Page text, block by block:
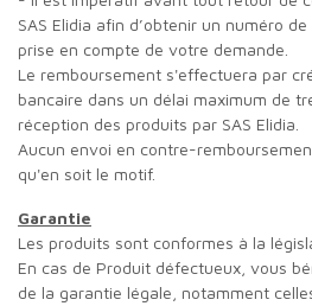
SAS Elidia afin d’obtenir un numéro
prise en compte de votre demande.
Le remboursement s'effectuera par
bancaire dans un délai maximum de
réception des produits par SAS Elidia.
Aucun envoi en contre-
qu'en soit le motif.
Garantie
Les produits sont conformes à la
En cas de Produit défectueux, vous
de la garantie légale, notamment